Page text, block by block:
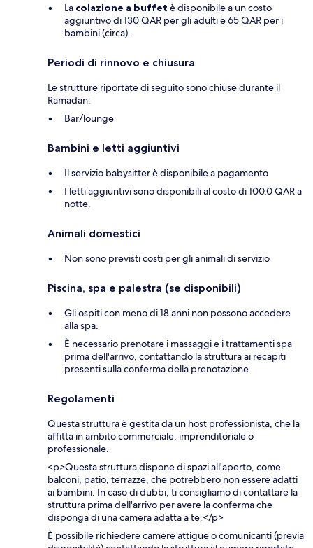
La colazione a buffet è disponibile a un costo
aggiuntivo di 130 QAR per gli adulti e 65 QAR per i
bambini (circa).
Periodi di rinnovo e chiusura
Le strutture riportate di seguito sono chiuse durante il
Ramadan:
Bar/lounge
Bambini e letti aggiuntivi
Il servizio babysitter è disponibile a pagamento
I letti aggiuntivi sono disponibili al costo di 100.0 QAR a
notte.
Animali domestici
Non sono previsti costi per gli animali di servizio
Piscina, spa e palestra (se disponibili)
Gli ospiti con meno di 18 anni non possono accedere
alla spa.
È necessario prenotare i massaggi e i trattamenti spa
prima dell'arrivo, contattando la struttura ai recapiti
presenti sulla conferma della prenotazione.
Regolamenti
Questa struttura è gestita da un host professionista, che la
affitta in ambito commerciale, imprenditoriale o
professionale.
<p>Questa struttura dispone di spazi all'aperto, come
balconi, patio, terrazze, che potrebbero non essere adatti
ai bambini. In caso di dubbi, ti consigliamo di contattare la
struttura prima dell'arrivo per avere la conferma che
disponga di una camera adatta a te.</p>
È possibile richiedere camere attigue o comunicanti (previa